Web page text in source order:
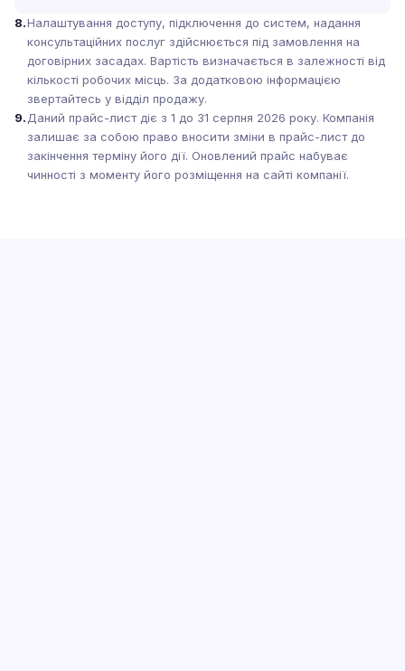
8.Налаштування доступу, підключення до систем, надання
консультаційних послуг здійснюється під замовлення на
договірних засадах. Вартість визначається в залежності від
кількості робочих місць. За додатковою інформацією
звертайтесь у відділ продажу.
9. Даний прайс-лист діє з 1 до 31 серпня 2026 року. Компанія
залишає за собою право вносити зміни в прайс-лист до
закінчення терміну його дії. Оновлений прайс набуває
чинності з моменту його розміщення на сайті компанії.